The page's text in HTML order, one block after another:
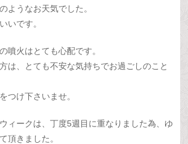
ようなお天気でした。
いです。
噴火はとても心配です。
は、とても不安な気持ちでお過ごしのこと
つけ下さいませ。
ィークは、丁度5週目に重なりました為、ゆ
頂きました。